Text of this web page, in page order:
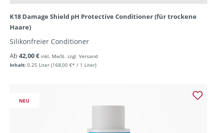
K18 Damage Shield pH Protective Conditioner (für trockene
Haare)
Silikonfreier Conditioner
Inhalt: 0.25 Liter (168,00 €* / 1 Liter)
Ab42,00 € inkl. MwSt. zzgl. Versand
NEU